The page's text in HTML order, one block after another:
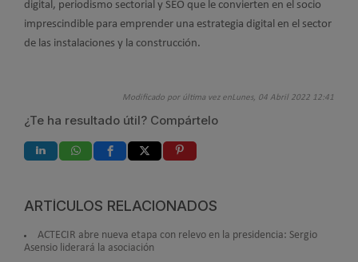
digital, periodismo sectorial y SEO que le convierten en el socio
imprescindible para emprender una estrategia digital en el sector
de las instalaciones y la construcción.
Modificado por última vez enLunes, 04 Abril 2022 12:41
¿Te ha resultado útil? Compártelo
ARTÍCULOS RELACIONADOS
ACTECIR abre nueva etapa con relevo en la presidencia: Sergio
Asensio liderará la asociación